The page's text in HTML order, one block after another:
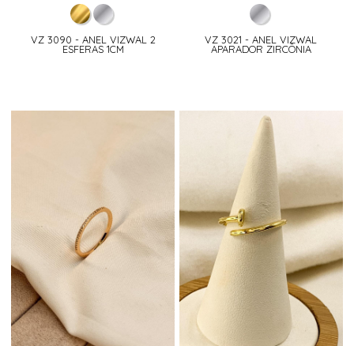
VZ 3090 - ANEL VIZWAL 2
ESFERAS 1CM
VZ 3021 - ANEL VIZWAL
APARADOR ZIRCÔNIA